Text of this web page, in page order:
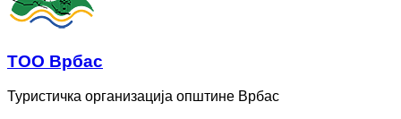
ТОО Врбас
Туристичка организација општине Врбас